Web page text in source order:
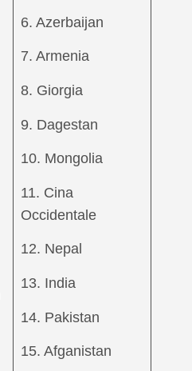
6. Azerbaijan
7. Armenia
8. Giorgia
9. Dagestan
10. Mongolia
11. Cina
Occidentale
12. Nepal
13. India
14. Pakistan
15. Afganistan